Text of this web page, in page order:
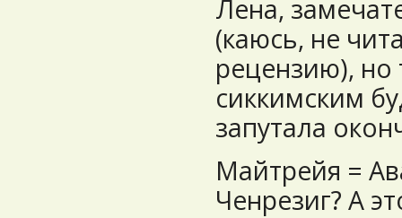
Лена,
(каюсь, не
рецензию), но
сиккимским
запутала
Майтрейя =
Ченрезиг? А